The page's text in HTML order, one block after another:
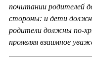
почитании родителей
стороны: и дети
родители должны по-
проявляя взаимное